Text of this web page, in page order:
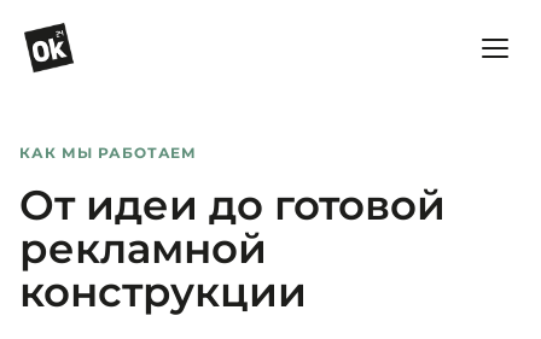
КАК МЫ РАБОТАЕМ
От идеи до готовой
рекламной
конструкции